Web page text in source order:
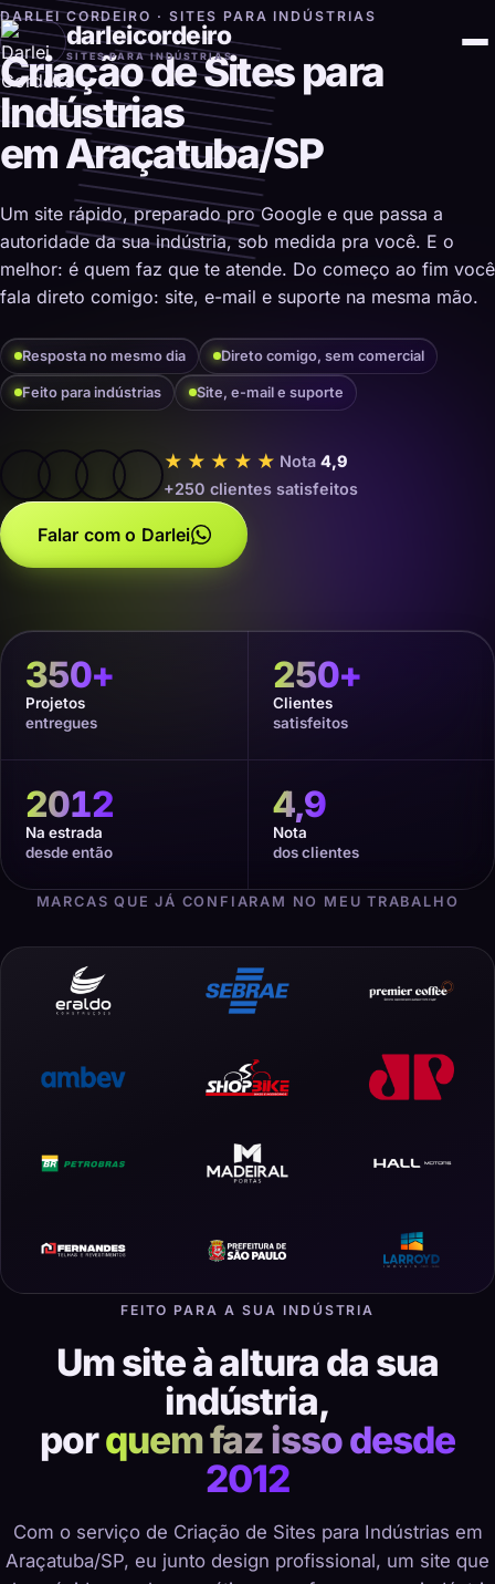
darleicordeiro
SITES PARA INDÚSTRIAS
DARLEI CORDEIRO · SITES PARA INDÚSTRIAS
Criação de Sites para
Indústrias
em Araçatuba/SP
Um site rápido, preparado pro Google e que passa a
autoridade da sua indústria, sob medida pra você. E o
melhor: é quem faz que te atende. Do começo ao fim você
fala direto comigo: site, e-mail e suporte na mesma mão.
Resposta no mesmo dia Direto comigo, sem comercial
Feito para indústrias Site, e-mail e suporte
★★★★★ Nota 4,9
+250 clientes satisfeitos
Falar com o Darlei
350+
Projetos
entregues
250+
Clientes
satisfeitos
2012
Na estrada
desde então
4,9
Nota
dos clientes
MARCAS QUE JÁ CONFIARAM NO MEU TRABALHO
FEITO PARA A SUA INDÚSTRIA
Um site à altura da sua
indústria,
porquem faz isso desde
2012
Com o serviço de Criação de Sites para Indústrias em
Araçatuba/SP, eu junto design profissional, um site que